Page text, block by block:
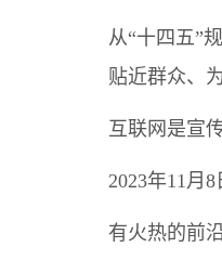
从“十四五”
贴近群众、
互联网是宣
2023年11月
有火热的前